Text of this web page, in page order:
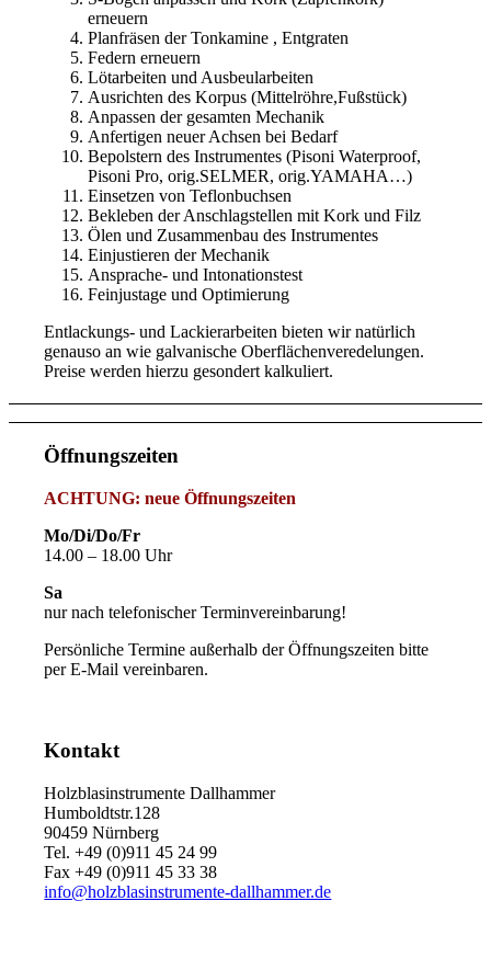
erneuern
Planfräsen der Tonkamine , Entgraten
Federn erneuern
Lötarbeiten und Ausbeularbeiten
Ausrichten des Korpus (Mittelröhre,Fußstück)
Anpassen der gesamten Mechanik
Anfertigen neuer Achsen bei Bedarf
Bepolstern des Instrumentes (Pisoni Waterproof,
Pisoni Pro, orig.SELMER, orig.YAMAHA…)
Einsetzen von Teflonbuchsen
Bekleben der Anschlagstellen mit Kork und Filz
Ölen und Zusammenbau des Instrumentes
Einjustieren der Mechanik
Ansprache- und Intonationstest
Feinjustage und Optimierung
Entlackungs- und Lackierarbeiten bieten wir natürlich
genauso an wie galvanische Oberflächenveredelungen.
Preise werden hierzu gesondert kalkuliert.
Öffnungszeiten
ACHTUNG: neue Öffnungszeiten
Mo/Di/Do/Fr
14.00 – 18.00 Uhr
Sa
nur nach telefonischer Terminvereinbarung!
Persönliche Termine außerhalb der Öffnungszeiten bitte
per E-Mail vereinbaren.
Kontakt
Holzblasinstrumente Dallhammer
Humboldtstr.128
90459 Nürnberg
Tel. +49 (0)911 45 24 99
Fax +49 (0)911 45 33 38
info@holzblasinstrumente-dallhammer.de